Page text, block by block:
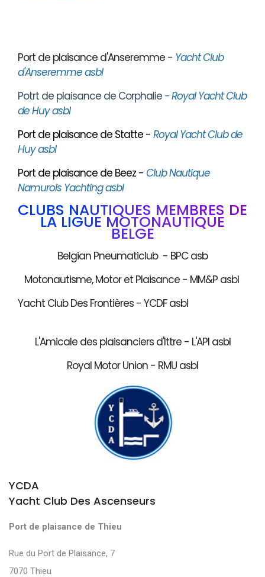
Port de plaisance d'Anseremme - Yacht Club
d'Anseremme asbl
Potrt de plaisance de Corphalie - Royal Yacht Club
de Huy asbl
Port de plaisance de Statte - Royal Yacht Club de
Huy asbl
Port de plaisance de Beez - Club Nautique
Namurois Yachting asbl
CLUBS NAUTIQUES MEMBRES DE
LA LIGUE MOTONAUTIQUE
BELGE
Belgian Pneumaticlub - BPC asb
Motonautisme, Motor et Plaisance - MM&P asbl
Yacht Club Des Frontières - YCDF asbl
L'Amicale des plaisanciers d'Ittre - L'API asbl
Royal Motor Union - RMU asbl
YCDA
Yacht Club Des Ascenseurs
Port de plaisance de Thieu
Rue du Port de Plaisance, 7
7070 Thieu